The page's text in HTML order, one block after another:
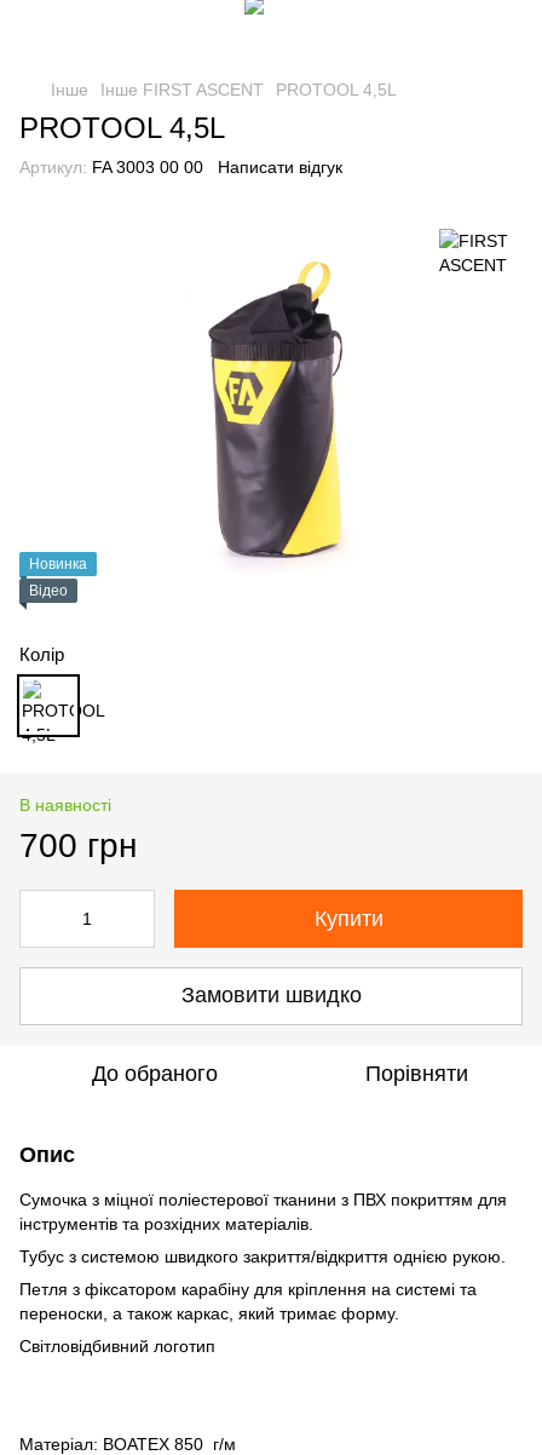
Інше Інше FIRST ASCENT PROTOOL 4,5L
PROTOOL 4,5L
Артикул: FA 3003 00 00 Написати відгук
Новинка
Відео
Колір
В наявності
700 грн
Купити
Замовити швидко
До обраного Порівняти
Опис
Сумочка з міцної поліестерової тканини з ПВХ покриттям для
інструментів та розхідних матеріалів.
Тубус з системою швидкого закриття/відкриття однією рукою.
Петля з фіксатором карабіну для кріплення на системі та
переноски, а також каркас, який тримає форму.
Світловідбивний логотип
Матеріал: BOATEX 850 г/м